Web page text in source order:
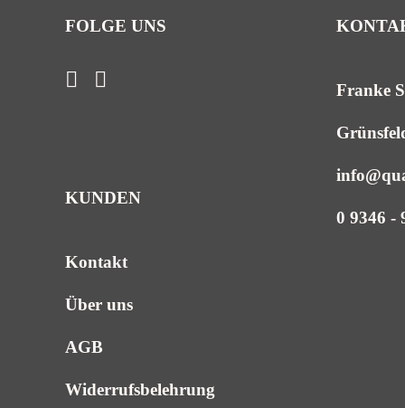
FOLGE UNS
KUNDEN
Kontakt
Über uns
AGB
Widerrufsbelehrung
Franke
0 9346 -